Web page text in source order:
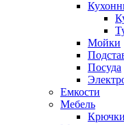
Мойки
Посуда
Емкости
Мебель